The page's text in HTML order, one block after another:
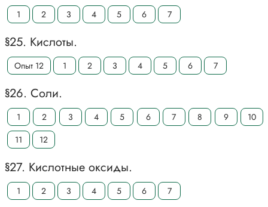
1 2 3 4 5 6 7
§25. Кислоты.
Опыт 12 1 2 3 4 5 6 7
§26. Соли.
1 2 3 4 5 6 7 8 9
10
11
12
§27. Кислотные оксиды.
1 2 3 4 5 6 7